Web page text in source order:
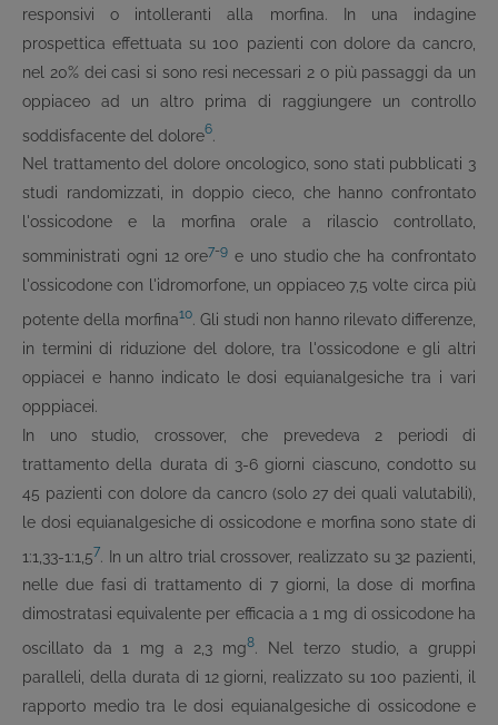
responsivi o intolleranti alla morfina. In una indagine
prospettica effettuata su 100 pazienti con dolore da cancro,
nel 20% dei casi si sono resi necessari 2 o più passaggi da un
oppiaceo ad un altro prima di raggiungere un controllo
soddisfacente del dolore6.
Nel trattamento del dolore oncologico, sono stati pubblicati 3
studi randomizzati, in doppio cieco, che hanno confrontato
l'ossicodone e la morfina orale a rilascio controllato,
somministrati ogni 12 ore7-9 e uno studio che ha confrontato
l'ossicodone con l'idromorfone, un oppiaceo 7,5 volte circa più
potente della morfina10. Gli studi non hanno rilevato differenze,
in termini di riduzione del dolore, tra l'ossicodone e gli altri
oppiacei e hanno indicato le dosi equianalgesiche tra i vari
opppiacei.
In uno studio, crossover, che prevedeva 2 periodi di
trattamento della durata di 3-6 giorni ciascuno, condotto su
45 pazienti con dolore da cancro (solo 27 dei quali valutabili),
le dosi equianalgesiche di ossicodone e morfina sono state di
1:1,33-1:1,57. In un altro trial crossover, realizzato su 32 pazienti,
nelle due fasi di trattamento di 7 giorni, la dose di morfina
dimostratasi equivalente per efficacia a 1 mg di ossicodone ha
oscillato da 1 mg a 2,3 mg8. Nel terzo studio, a gruppi
paralleli, della durata di 12 giorni, realizzato su 100 pazienti, il
rapporto medio tra le dosi equianalgesiche di ossicodone e